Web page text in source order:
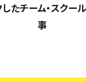
たチーム・スクー
事